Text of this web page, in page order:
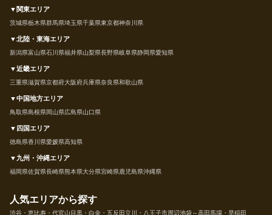
▼関東エリア
茨城県栃木県群馬県埼玉県千葉県東京都神奈川県
▼北陸・東海エリア
新潟県富山県石川県福井県山梨県長野県岐阜県静岡県愛知県
▼近畿エリア
三重県滋賀県京都府大阪府兵庫県奈良県和歌山県
▼中国地方エリア
鳥取県島根県岡山県広島県山口県
▼四国エリア
徳島県香川県愛媛県高知県
▼九州・沖縄エリア
福岡県佐賀県長崎県熊本県大分県宮崎県鹿児島県沖縄県
人気エリアから探す
渋谷・恵比寿・代官山目黒・白金・五反田立川・八王子市周辺池袋～高田馬場・早稲田